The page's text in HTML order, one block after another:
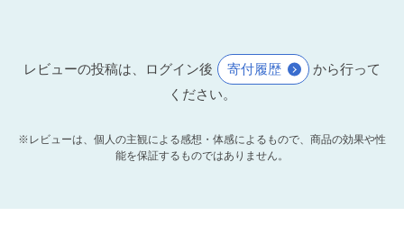
レビューの投稿は、ログイン後 寄付履歴
から行って
ください。
※レビューは、個人の主観による感想・体感によるもので、商品の効果や性
能を保証するものではありません。